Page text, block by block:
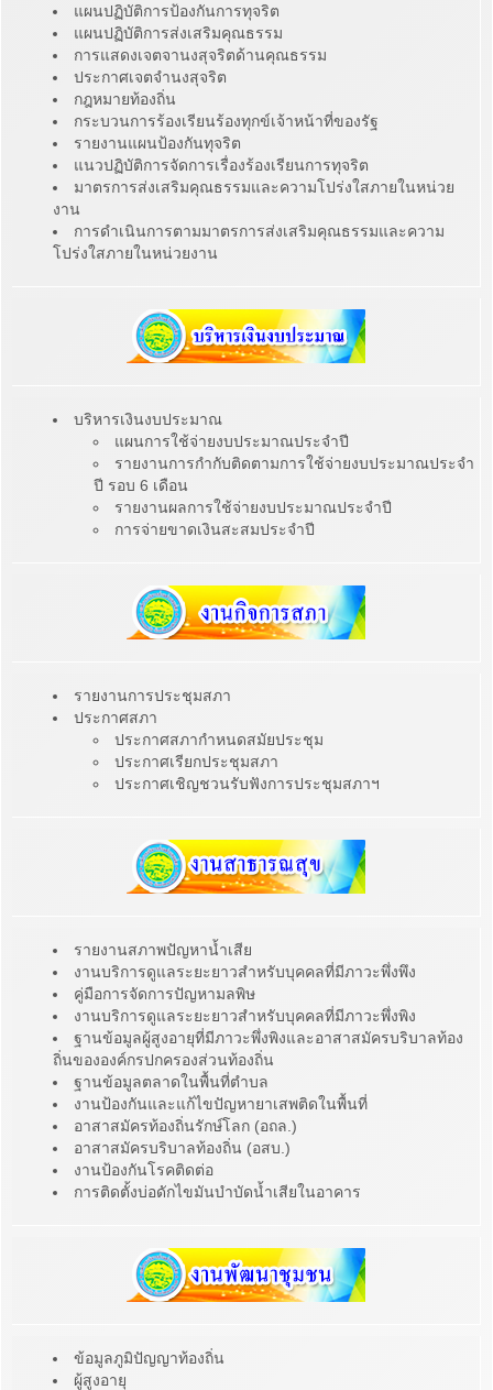
แผนปฏิบัติการป้องกันการทุจริต
แผนปฏิบัติการส่งเสริมคุณธรรม
การแสดงเจตจานงสุจริตด้านคุณธรรม
ประกาศเจตจำนงสุจริต
กฎหมายท้องถิ่น
กระบวนการร้องเรียนร้องทุกข์เจ้าหน้าที่ของรัฐ
รายงานแผนป้องกันทุจริต
แนวปฏิบัติการจัดการเรื่องร้องเรียนการทุจริต
มาตรการส่งเสริมคุณธรรมและความโปร่งใสภายในหน่วย
งาน
การดำเนินการตามมาตรการส่งเสริมคุณธรรมและความ
โปร่งใสภายในหน่วยงาน
บริหารเงินงบประมาณ
แผนการใช้จ่ายงบประมาณประจำปี
รายงานการกำกับติดตามการใช้จ่ายงบประมาณประจำ
ปี รอบ 6 เดือน
รายงานผลการใช้จ่ายงบประมาณประจำปี
การจ่ายขาดเงินสะสมประจำปี
รายงานการประชุมสภา
ประกาศสภา
ประกาศสภากำหนดสมัยประชุม
ประกาศเรียกประชุมสภา
ประกาศเชิญชวนรับฟังการประชุมสภาฯ
รายงานสภาพปัญหาน้ำเสีย
งานบริการดูแลระยะยาวสำหรับบุคคลที่มีภาวะพึ่งพึง
คู่มือการจัดการปัญหามลพิษ
งานบริการดูแลระยะยาวสำหรับบุคคลที่มีภาวะพึ่งพิง
ฐานข้อมูลผู้สูงอายุที่มีภาวะพึ่งพิงและอาสาสมัครบริบาลท้อง
ถิ่นขององค์กรปกครองส่วนท้องถิ่น
ฐานข้อมูลตลาดในพื้นที่ตำบล
งานป้องกันและแก้ไขปัญหายาเสพติดในพื้นที่
อาสาสมัครท้องถิ่นรักษ์โลก (อถล.)
อาสาสมัครบริบาลท้องถิ่น (อสบ.)
งานป้องกันโรคติดต่อ
การติดตั้งบ่อดักไขมันบำบัดน้ำเสียในอาคาร
ข้อมูลภูมิปัญญาท้องถิ่น
ผู้สูงอายุ